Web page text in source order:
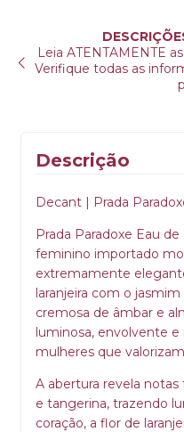
Leia ATENTAMENTE
Verifique todas as
Descrição
Decant | Prada
Prada Paradoxe Eau
feminino importado
extremamente
laranjeira com o
cremosa de âmbar e
luminosa, envolvente
mulheres que
A abertura revela
e tangerina, trazendo
coração, a flor de